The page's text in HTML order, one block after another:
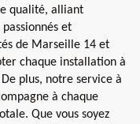
qualité, alliant
et
de Marseille 14 et
chaque installation à
plus, notre service à
à chaque
Que vous soyez